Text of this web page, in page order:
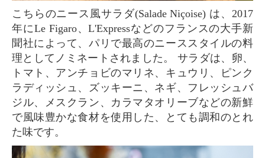
こちらのニース風サラダ(Salade Niçoise) は、2017
年にLe Figaro、L'Expressなどのフランスの大手新
聞社によって、パリで最高のニーススタイルの料
理としてノミネートされました。 サラダは、卵、
トマト、アンチョビのマリネ、キュウリ、ピンク
ラディッシュ、ズッキーニ、ネギ、フレッシュバ
ジル、メスクラン、カラマタオリーブなどの新鮮
で風味豊かな食材を使用した、とても調和のとれ
た味です。